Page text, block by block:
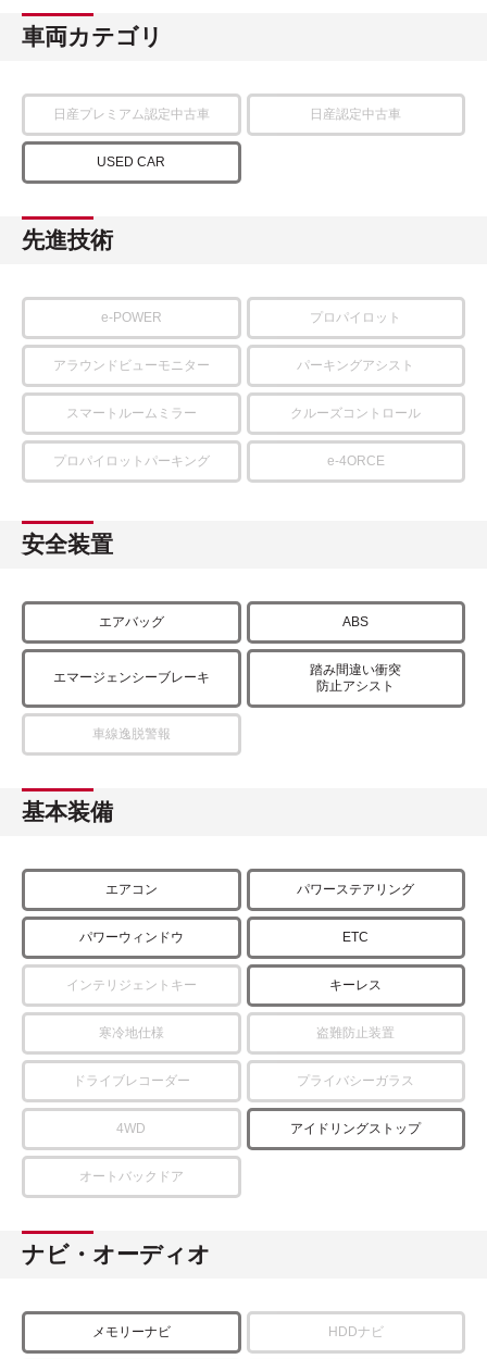
車両カテゴリ
日産プレミアム認定中古車 日産認定中古車
USED CAR
先進技術
e-POWER プロパイロット
アラウンドビューモニター パーキングアシスト
スマートルームミラー クルーズコントロール
プロパイロットパーキング e-4ORCE
安全装置
エアバッグ ABS
エマージェンシーブレーキ
踏み間違い衝突
防止アシスト
車線逸脱警報
基本装備
エアコン パワーステアリング
パワーウィンドウ ETC
インテリジェントキー キーレス
寒冷地仕様 盗難防止装置
ドライブレコーダー プライバシーガラス
4WD アイドリングストップ
オートバックドア
ナビ・オーディオ
メモリーナビ HDDナビ